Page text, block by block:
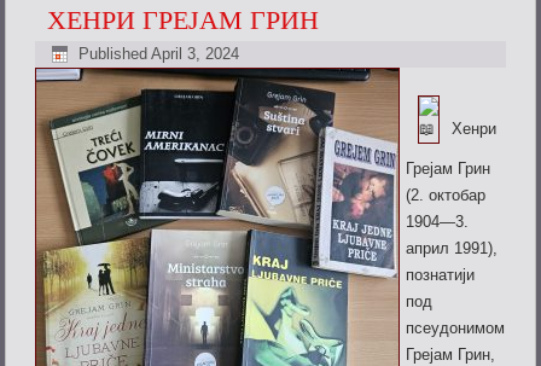
ХЕНРИ ГРЕЈАМ ГРИН
Published April 3, 2024
Хенри
Грејам Грин
(2. октобар
1904—3.
април 1991),
познатији
под
псеудонимом
Грејам Грин,